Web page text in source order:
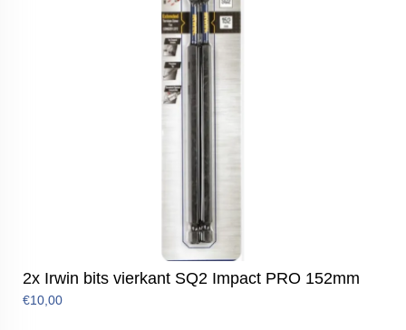
2x Irwin bits vierkant SQ2 Impact PRO 152mm
€10,00